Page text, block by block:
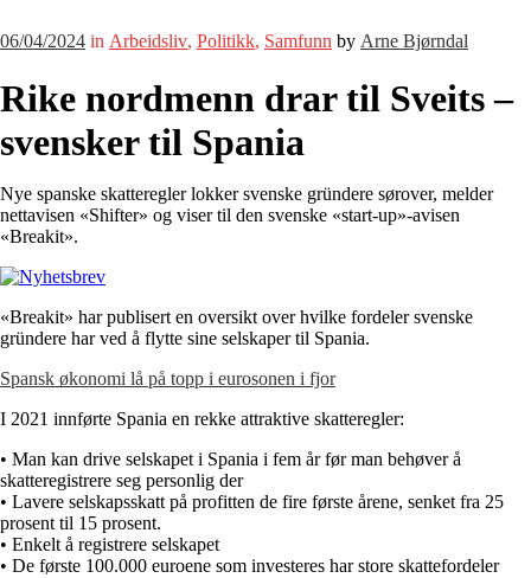
06/04/2024 in Arbeidsliv, Politikk, Samfunn by Arne Bjørndal
Rike nordmenn drar til Sveits –
svensker til Spania
Nye spanske skatteregler lokker svenske gründere sørover, melder
nettavisen «Shifter» og viser til den svenske «start-up»-avisen
«Breakit».
«Breakit» har publisert en oversikt over hvilke fordeler svenske
gründere har ved å flytte sine selskaper til Spania.
Spansk økonomi lå på topp i eurosonen i fjor
I 2021 innførte Spania en rekke attraktive skatteregler:
• Man kan drive selskapet i Spania i fem år før man behøver å
skatteregistrere seg personlig der
• Lavere selskapsskatt på profitten de fire første årene, senket fra 25
prosent til 15 prosent.
• Enkelt å registrere selskapet
• De første 100.000 euroene som investeres har store skattefordeler